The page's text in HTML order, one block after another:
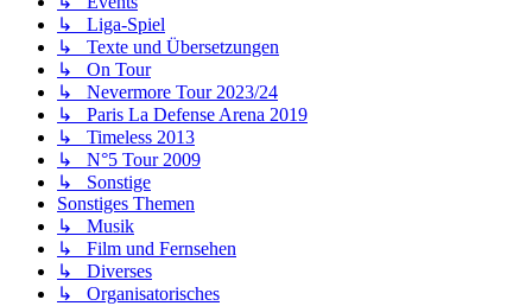
↳ Liga-Spiel
↳ Texte und Übersetzungen
↳ On Tour
↳ Nevermore Tour 2023/24
↳ Paris La Defense Arena 2019
↳ Timeless 2013
↳ N°5 Tour 2009
↳ Sonstige
Sonstiges Themen
↳ Musik
↳ Film und Fernsehen
↳ Diverses
↳ Organisatorisches